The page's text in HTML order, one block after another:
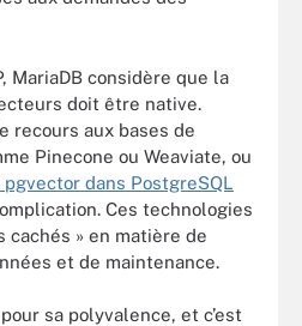
MariaDB considère que la
doit être native.
recours aux bases de
Pinecone ou Weaviate, ou
dans PostgreSQL
Ces technologies
cachés » en matière de
et de maintenance.
sa polyvalence, et c’est